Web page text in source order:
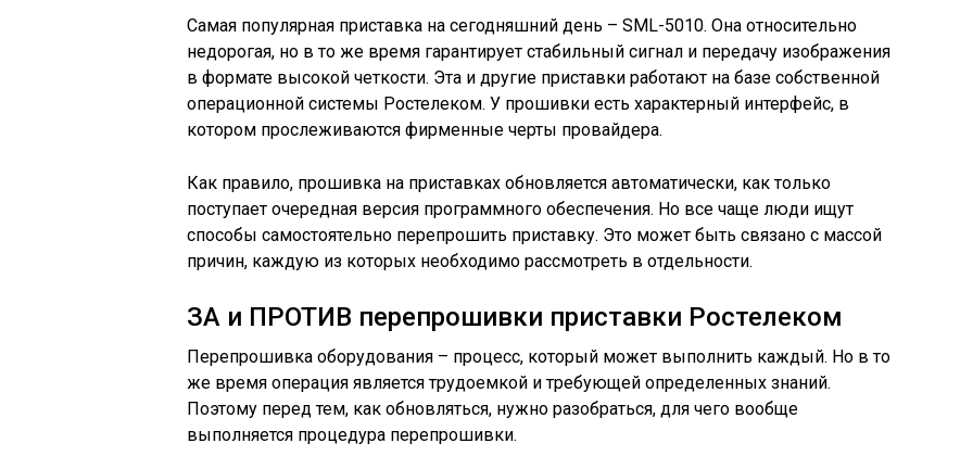
Самая популярная приставка на сегодняшний день – SML-5010. Она относительно
недорогая, но в то же время гарантирует стабильный сигнал и передачу изображения
в формате высокой четкости. Эта и другие приставки работают на базе собственной
операционной системы Ростелеком. У прошивки есть характерный интерфейс, в
котором прослеживаются фирменные черты провайдера.
Как правило, прошивка на приставках обновляется автоматически, как только
поступает очередная версия программного обеспечения. Но все чаще люди ищут
способы самостоятельно перепрошить приставку. Это может быть связано с массой
причин, каждую из которых необходимо рассмотреть в отдельности.
ЗА и ПРОТИВ перепрошивки приставки Ростелеком
Перепрошивка оборудования – процесс, который может выполнить каждый. Но в то
же время операция является трудоемкой и требующей определенных знаний.
Поэтому перед тем, как обновляться, нужно разобраться, для чего вообще
выполняется процедура перепрошивки.